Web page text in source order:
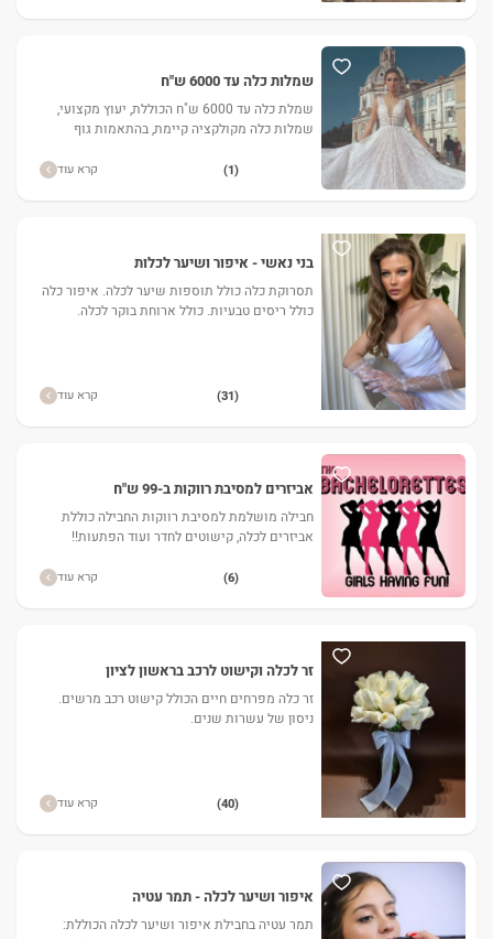
שמלות כלה עד 6000 ש"ח
שמלת כלה עד 6000 ש"ח הכוללת, יעוץ מקצועי,
שמלות כלה מקולקציה קיימת, בהתאמות גוף
לחופה המותאם לשמלה.
(1) קרא עוד
בני נאשי - איפור ושיער לכלות
תסרוקת כלה כולל תוספות שיער לכלה. איפור כלה
כולל ריסים טבעיות. כולל ארוחת בוקר לכלה.
(31) קרא עוד
אביזרים למסיבת רווקות ב-99 ש"ח
חבילה מושלמת למסיבת רווקות החבילה כוללת
אביזרים לכלה, קישוטים לחדר ועוד הפתעות!!
(6) קרא עוד
זר לכלה וקישוט לרכב בראשון לציון
זר כלה מפרחים חיים הכולל קישוט רכב מרשים.
ניסון של עשרות שנים.
(40) קרא עוד
איפור ושיער לכלה - תמר עטיה
תמר עטיה בחבילת איפור ושיער לכלה הכוללת: